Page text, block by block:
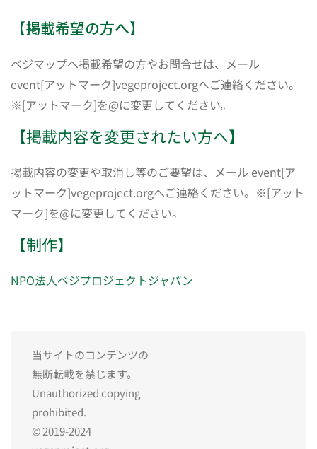
【掲載希望の方へ】
ベジマップへ掲載希望の方やお問合せは、メール
event[アットマーク]vegeproject.orgへご連絡ください。
※[アットマーク]を@に変更してください。
【掲載内容を変更されたい方へ】
掲載内容の変更や取消し等のご要望は、メール event[ア
ットマーク]vegeproject.orgへご連絡ください。※[アット
マーク]を@に変更してください。
【制作】
NPO法人ベジプロジェクトジャパン
当サイトのコンテンツの
無断転載を禁じます。
Unauthorized copying
prohibited.
© 2019-2024